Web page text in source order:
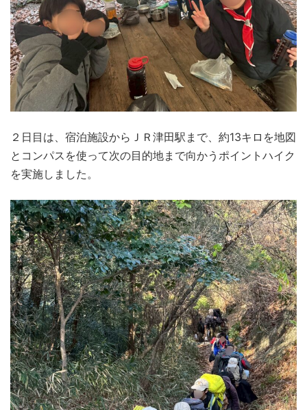
２日目は、宿泊施設からＪＲ津田駅まで、約13キロを地図
とコンパスを使って次の目的地まで向かうポイントハイク
を実施しました。